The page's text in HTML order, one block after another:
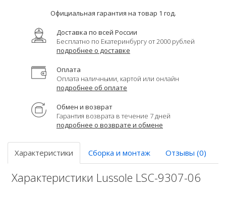
Официальная гарантия на товар 1 год.
Доставка по всей России
Бесплатно по Екатеринбургу от 2000 рублей
подробнее о доставке
Оплата
Оплата наличными, картой или онлайн
подробнее об оплате
Обмен и возврат
Гарантия возврата в течение 7 дней
подробнее о возврате и обмене
Характеристики Сборка и монтаж Отзывы (0)
Характеристики Lussole LSC-9307-06